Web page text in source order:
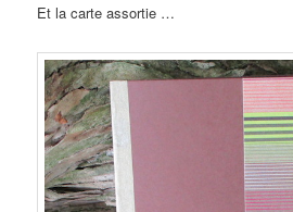
Et la carte assortie …